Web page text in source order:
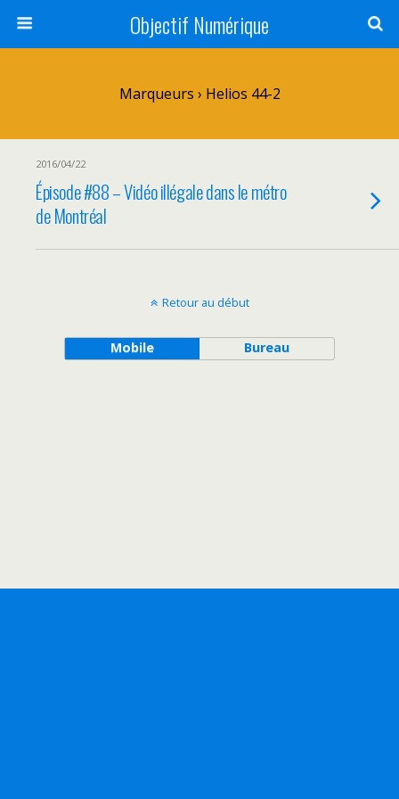
Objectif Numérique
Marqueurs › Helios 44-2
2016/04/22
Épisode #88 – Vidéo illégale dans le métro
de Montréal
Retour au début
Mobile Bureau